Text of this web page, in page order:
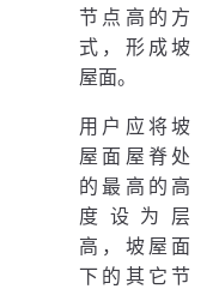
节点高的方
式，形成坡
屋面。
用户应将坡
屋面屋脊处
的最高的高
度设为层
高，坡屋面
下的其它节